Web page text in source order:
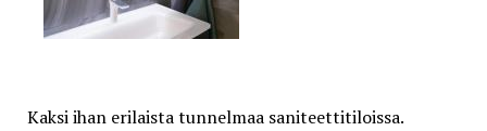
Kaksi ihan erilaista tunnelmaa saniteettitiloissa.